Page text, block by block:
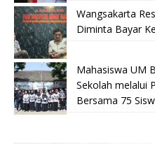
Wangsakarta
Diminta Bayar
Mahasiswa UM
Sekolah melalui
Bersama 75